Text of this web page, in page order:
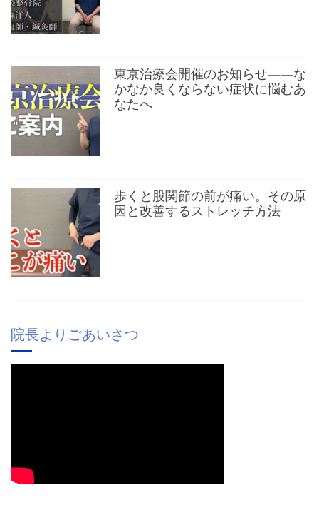
東京治療会開催のお知らせ——な
かなか良くならない症状に悩むあ
なたへ
歩くと股関節の前が痛い。その原
因と改善するストレッチ方法
院長よりごあいさつ